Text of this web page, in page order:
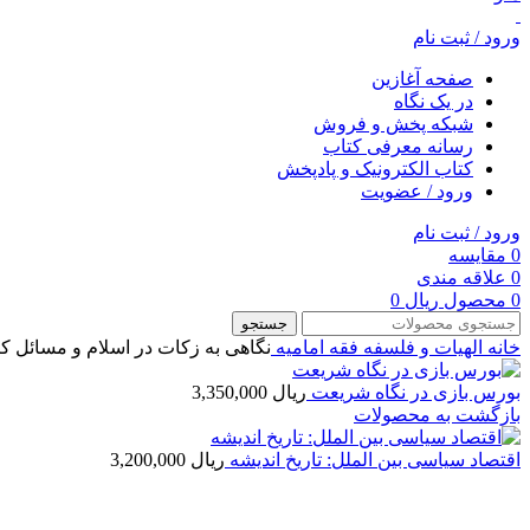
ورود / ثبت نام
صفحه آغازین
در یک نگاه
شبکه پخش و فروش
رسانه معرفی کتاب
کتاب الکترونیک و پادپخش
ورود / عضویت
ورود / ثبت نام
0 مقایسه
0 علاقه مندی
0 محصول ریال
جستجو
خانه الهیات و فلسفه فقه امامیه نگاهی به زکات در اسلام و مسائل
بورس بازی در نگاه شریعت ریال
بازگشت به محصولات
اقتصاد سیاسی بین الملل: تاریخ اندیشه ریال